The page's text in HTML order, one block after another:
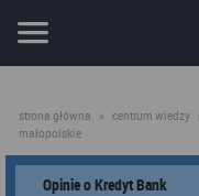
strona główna » centrum wiedzy
małopolskie
Opinie o Kredyt Bank